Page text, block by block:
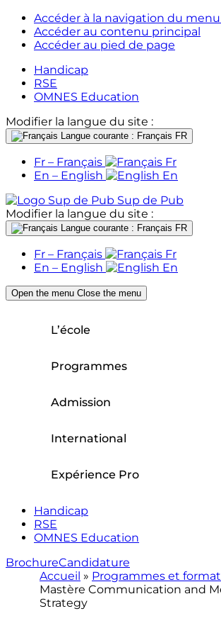
Accéder à la navigation du
Accéder au contenu principal
Accéder au pied de page
Handicap
RSE
OMNES Education
Modifier la langue du site :
Langue courante : Français FR
Fr – Français
Fr
En – English
En
Sup de Pub
Modifier la langue du site :
Langue courante : Français FR
Fr – Français
Fr
En – English
En
Open the menu Close the menu
L’école
Programmes
Admission
International
Expérience Pro
Handicap
RSE
OMNES Education
BrochureCandidature
Accueil » Programmes et
Mastère Communication and
Strategy